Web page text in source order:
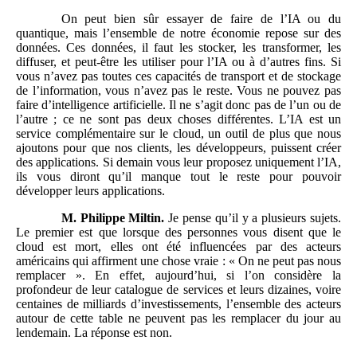
On peut bien sûr essayer de faire de l’IA ou du
quantique, mais l’ensemble de notre économie repose sur des
données. Ces données, il faut les stocker, les transformer, les
diffuser, et peut-être les utiliser pour l’IA ou à d’autres fins. Si
vous n’avez pas toutes ces capacités de transport et de stockage
de l’information, vous n’avez pas le reste. Vous ne pouvez pas
faire d’intelligence artificielle. Il ne s’agit donc pas de l’un ou de
l’autre ; ce ne sont pas deux choses différentes. L’IA est un
service complémentaire sur le cloud, un outil de plus que nous
ajoutons pour que nos clients, les développeurs, puissent créer
des applications. Si demain vous leur proposez uniquement l’IA,
ils vous diront qu’il manque tout le reste pour pouvoir
développer leurs applications.
M. Philippe Miltin.Je pense qu’il y a plusieurs sujets.
Le premier est que lorsque des personnes vous disent que le
cloud est mort, elles ont été influencées par des acteurs
américains qui affirment une chose vraie : « On ne peut pas nous
remplacer ». En effet, aujourd’hui, si l’on considère la
profondeur de leur catalogue de services et leurs dizaines, voire
centaines de milliards d’investissements, l’ensemble des acteurs
autour de cette table ne peuvent pas les remplacer du jour au
lendemain. La réponse est non.